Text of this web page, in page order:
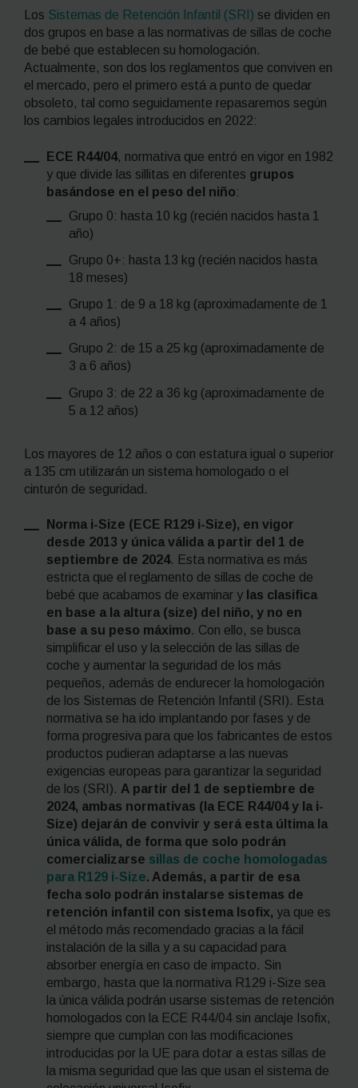
Los Sistemas de Retención Infantil (SRI) se dividen en
dos grupos en base a las normativas de sillas de coche
de bebé que establecen su homologación.
Actualmente, son dos los reglamentos que conviven en
el mercado, pero el primero está a punto de quedar
obsoleto, tal como seguidamente repasaremos según
los cambios legales introducidos en 2022:
ECE R44/04, normativa que entró en vigor en 1982
y que divide las sillitas en diferentes grupos
basándose en el peso del niño:
Grupo 0: hasta 10 kg (recién nacidos hasta 1
año)
Grupo 0+: hasta 13 kg (recién nacidos hasta
18 meses)
Grupo 1: de 9 a 18 kg (aproximadamente de 1
a 4 años)
Grupo 2: de 15 a 25 kg (aproximadamente de
3 a 6 años)
Grupo 3: de 22 a 36 kg (aproximadamente de
5 a 12 años)
Los mayores de 12 años o con estatura igual o superior
a 135 cm utilizarán un sistema homologado o el
cinturón de seguridad.
Norma i-Size (ECE R129 i-Size), en vigor
desde 2013 y única válida a partir del 1 de
septiembre de 2024. Esta normativa es más
estricta que el reglamento de sillas de coche de
bebé que acabamos de examinar y las clasifica
en base a la altura (size) del niño, y no en
base a su peso máximo. Con ello, se busca
simplificar el uso y la selección de las sillas de
coche y aumentar la seguridad de los más
pequeños, además de endurecer la homologación
de los Sistemas de Retención Infantil (SRI). Esta
normativa se ha ido implantando por fases y de
forma progresiva para que los fabricantes de estos
productos pudieran adaptarse a las nuevas
exigencias europeas para garantizar la seguridad
de los (SRI). A partir del 1 de septiembre de
2024, ambas normativas (la ECE R44/04 y la i-
Size) dejarán de convivir y será esta última la
única válida, de forma que solo podrán
comercializarse sillas de coche homologadas
para R129 i-Size. Además, a partir de esa
fecha solo podrán instalarse sistemas de
retención infantil con sistema Isofix, ya que es
el método más recomendado gracias a la fácil
instalación de la silla y a su capacidad para
absorber energía en caso de impacto. Sin
embargo, hasta que la normativa R129 i-Size sea
la única válida podrán usarse sistemas de retención
homologados con la ECE R44/04 sin anclaje Isofix,
siempre que cumplan con las modificaciones
introducidas por la UE para dotar a estas sillas de
la misma seguridad que las que usan el sistema de